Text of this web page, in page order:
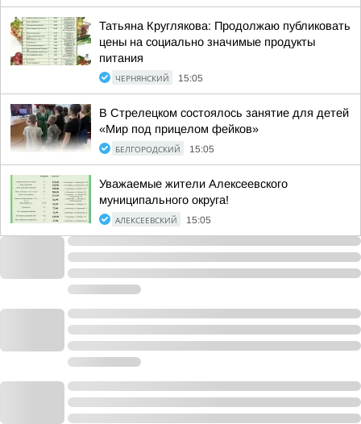
Татьяна Круглякова: Продолжаю публиковать
цены на социально значимые продукты
питания
ЧЕРНЯНСКИЙ 15:05
В Стрелецком состоялось занятие для детей
«Мир под прицелом фейков»
БЕЛГОРОДСКИЙ 15:05
Уважаемые жители Алексеевского
муниципального округа!
АЛЕКСЕЕВСКИЙ 15:05